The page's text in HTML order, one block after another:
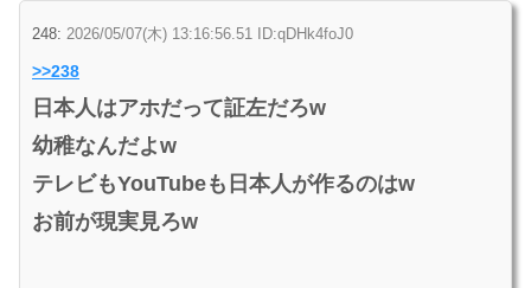
248: 2026/05/07(木) 13:16:56.51 ID:qDHk4foJ0
>>238
日本人はアホだって証左だろw
幼稚なんだよw
テレビもYouTubeも日本人が作るのはw
お前が現実見ろw